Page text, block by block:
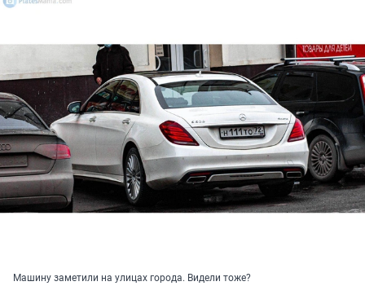
Машину заметили на улицах города. Видели тоже?